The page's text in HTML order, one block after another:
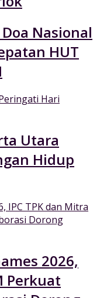
Nasional
HUT
Utara
Hidup
2026,
Perkuat